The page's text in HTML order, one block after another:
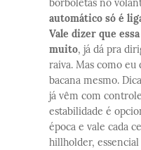
borboletas no
automático só é
Vale dizer que
muito, já dá pra
raiva. Mas como eu
bacana mesmo.
já vêm com
estabilidade é
época e vale cada
hillholder,